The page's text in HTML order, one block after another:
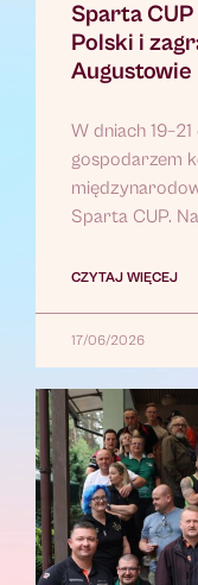
Sparta
Polski i
Augustowie
W dniach
gospodarzem
Sparta CUP. Na
CZYTAJ WIĘCEJ
17/06/2026